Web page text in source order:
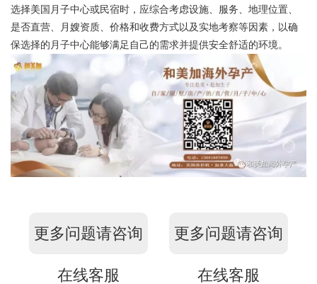
选择美国月子中心或民宿时，应综合考虑设施、服务、地理位置、
是否直营、月嫂资质、价格和收费方式以及实地考察等因素，以确
保选择的月子中心能够满足自己的需求并提供安全舒适的环境。
更多问题请咨询
在线客服
更多问题请咨询
在线客服